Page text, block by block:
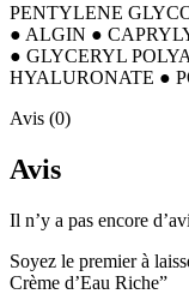
PENTYLENE
● ALGIN ●
● GLYCERYL
HYALURONATE ●
Avis (0)
Avis
Il n’y a pas encore
Soyez le premier à
Crème d’Eau Riche”